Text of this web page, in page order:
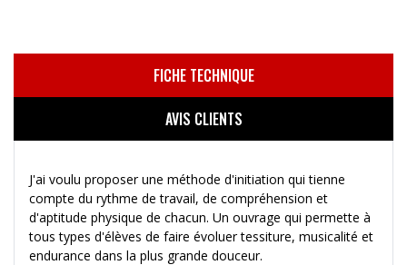
FICHE TECHNIQUE
AVIS CLIENTS
J'ai voulu proposer une méthode d'initiation qui tienne
compte du rythme de travail, de compréhension et
d'aptitude physique de chacun. Un ouvrage qui permette à
tous types d'élèves de faire évoluer tessiture, musicalité et
endurance dans la plus grande douceur.